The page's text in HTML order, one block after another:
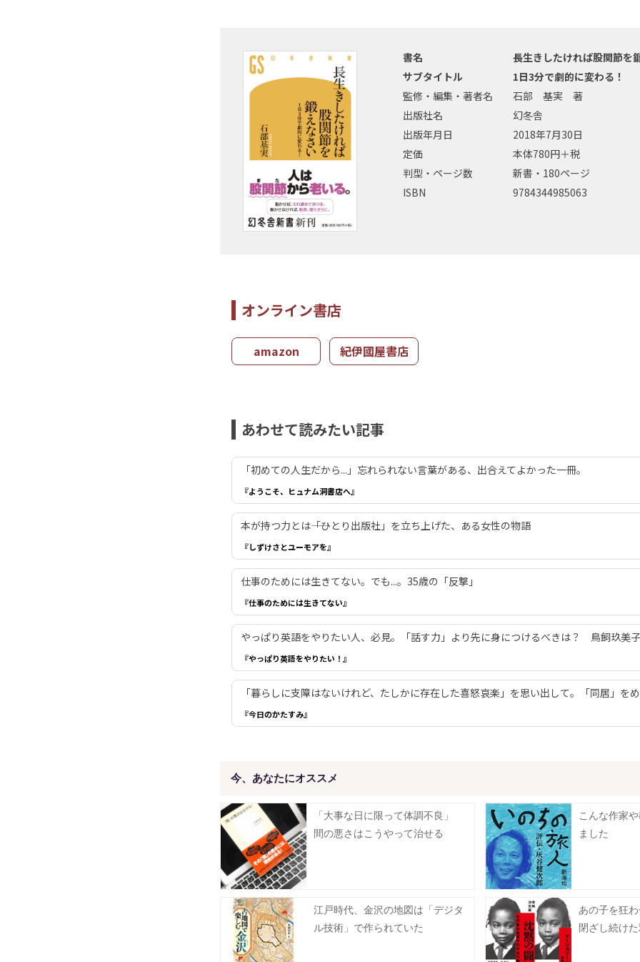
書名
長生きしたければ股関節を
サブタイトル
1日3分で劇的に変わる！
監修・編集・著者名
石部 基実 著
出版社名
幻冬舎
出版年月日
2018年7月30日
定価
本体780円＋税
判型・ページ数
新書・180ページ
ISBN
9784344985063
オンライン書店
amazon 紀伊國屋書店
あわせて読みたい記事
「初めての人生だから...」忘れられない言葉がある、出合えてよかった一冊。
『ようこそ、ヒュナム洞書店へ』
本が持つ力とは――「ひとり出版社」を立ち上げた、ある女性の物語
『しずけさとユーモアを』
仕事のためには生きてない。でも...。35歳の「反撃」
『仕事のためには生きてない』
やっぱり英語をやりたい人、必見。「話す力」より先に身につけるべきは？ 鳥飼玖美
『やっぱり英語をやりたい！』
「暮らしに支障はないけれど、たしかに存在した喜怒哀楽」を思い出して。「同居」をめ
『今日のかたすみ』
今、あなたにオススメ
「大事な日に限って体調不良」
間の悪さはこうやって治せる
こんな作家
ました
江戸時代、金沢の地図は「デジタ
ル技術」で作られていた
あの子を狂
閉ざし続け